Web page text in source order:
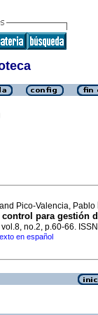
Pico-Valencia, Pablo
para gestión
no.2, p.60-66.
en español